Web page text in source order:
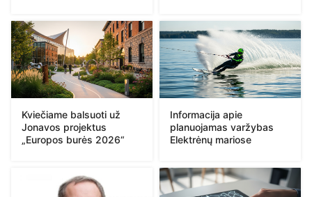
Kviečiame balsuoti už
Jonavos projektus
„Europos burės 2026“
Informacija apie
planuojamas varžybas
Elektrėnų mariose